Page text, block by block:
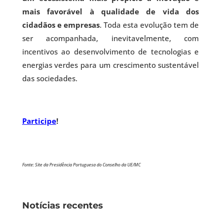
mais favorável à qualidade de vida dos
cidadãos e empresas. Toda esta evolução tem de
ser acompanhada, inevitavelmente, com
incentivos ao desenvolvimento de tecnologias e
energias verdes para um crescimento sustentável
das sociedades.
Participe!
Fonte: Site da Presidência Portuguesa do Conselho da UE/MC
Notícias recentes